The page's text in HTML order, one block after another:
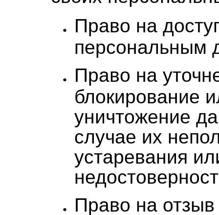
Право на
персональным
Право на
блокирование
уничтожение
случае их
устаревания
Право на отзыв